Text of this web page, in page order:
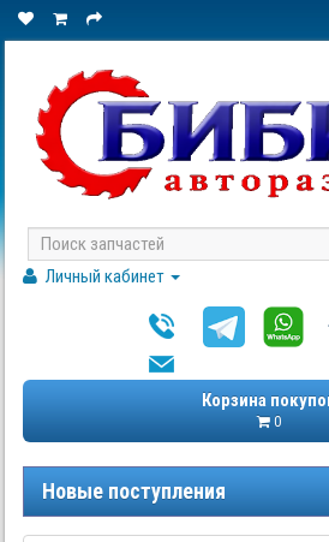
Личный кабинет
Корзина
0
Новые поступления